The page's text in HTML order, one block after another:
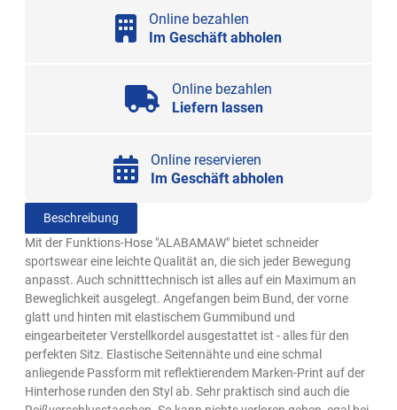
Online bezahlen
Im Geschäft abholen
Online bezahlen
Liefern lassen
Online reservieren
Im Geschäft abholen
Beschreibung
Mit der Funktions-Hose "ALABAMAW" bietet schneider
sportswear eine leichte Qualität an, die sich jeder Bewegung
anpasst. Auch schnitttechnisch ist alles auf ein Maximum an
Beweglichkeit ausgelegt. Angefangen beim Bund, der vorne
glatt und hinten mit elastischem Gummibund und
eingearbeiteter Verstellkordel ausgestattet ist - alles für den
perfekten Sitz. Elastische Seitennähte und eine schmal
anliegende Passform mit reflektierendem Marken-Print auf der
Hinterhose runden den Styl ab. Sehr praktisch sind auch die